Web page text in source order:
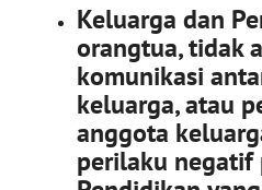
Keluarga dan
orangtua, tidak
komunikasi
keluarga, atau
anggota
perilaku negatif